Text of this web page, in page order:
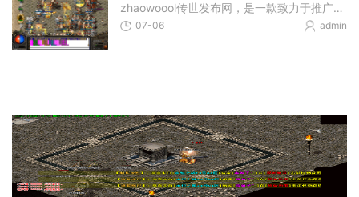
zhaowoool传世发布网，是一款致力于推广传世电竞游戏的中国顶级游戏平台。作为一个专注于传世游戏的发布网站，zhaowoool传世发布网汇集了大量的传世游戏玩家，并提供详细的游戏玩法
07-06 admin